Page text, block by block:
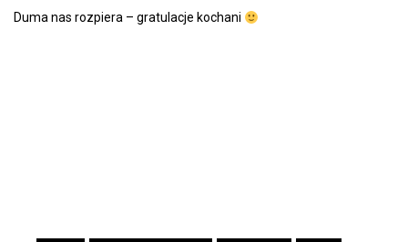
Duma nas rozpiera – gratulacje kochani